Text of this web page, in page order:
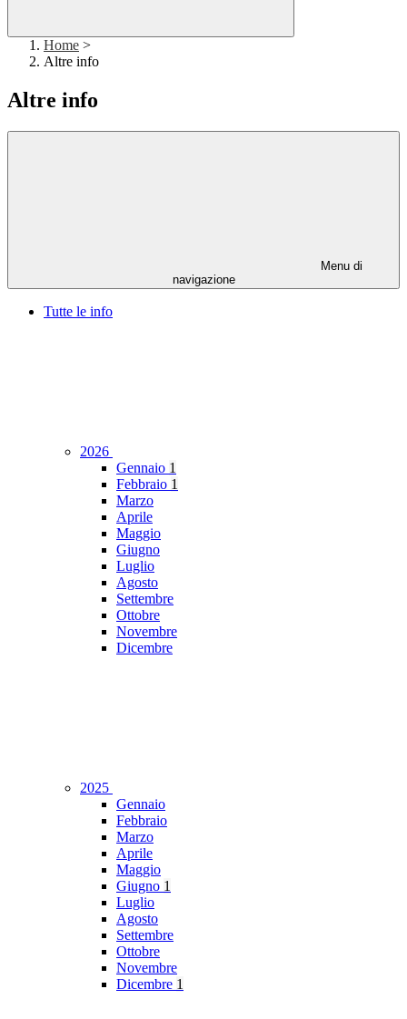
Home >
Altre info
Altre info
Menu di
navigazione
Tutte le info
2026
Gennaio 1
Febbraio 1
Marzo
Aprile
Maggio
Giugno
Luglio
Agosto
Settembre
Ottobre
Novembre
Dicembre
2025
Gennaio
Febbraio
Marzo
Aprile
Maggio
Giugno 1
Luglio
Agosto
Settembre
Ottobre
Novembre
Dicembre 1